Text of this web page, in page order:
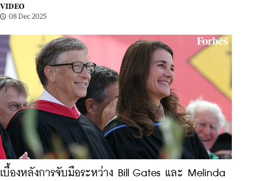
VIDEO
08 Dec 2025
เบื้องหลังการจับมือระหว่าง Bill Gates และ Melinda